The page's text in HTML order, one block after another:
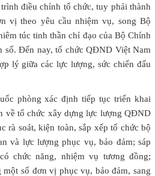
điều chỉnh tổ chức, tuy phải thành
vị theo yêu cầu nhiệm vụ, song Bộ
túc tinh thần chỉ đạo của Bộ Chính
số. Đến nay, tổ chức QĐND Việt Nam
lý giữa các lực lượng, sức chiến đấu
phòng xác định tiếp tục triển khai
về tổ chức xây dựng lực lượng QĐND
rà soát, kiện toàn, sắp xếp tổ chức bộ
và lực lượng phục vụ, bảo đảm; sáp
chức năng, nhiệm vụ tương đồng;
số đơn vị phục vụ, bảo đảm, sang